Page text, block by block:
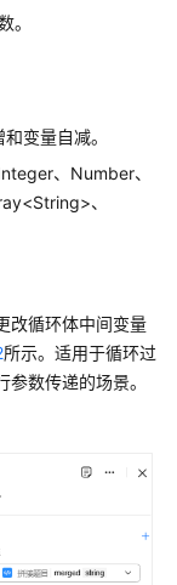
。
变量自减。
、Number、
、
改循环体中间变量
所示。适用于循环过
数传递的场景。